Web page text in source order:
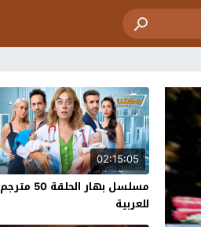
02:15:05
مسلسل بهار الحلقة 50 مترجم
للعربية